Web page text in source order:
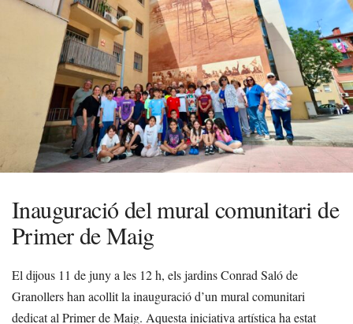
Inauguració del mural comunitari de
Primer de Maig
El dijous 11 de juny a les 12 h, els jardins Conrad Saló de
Granollers han acollit la inauguració d’un mural comunitari
dedicat al Primer de Maig. Aquesta iniciativa artística ha estat